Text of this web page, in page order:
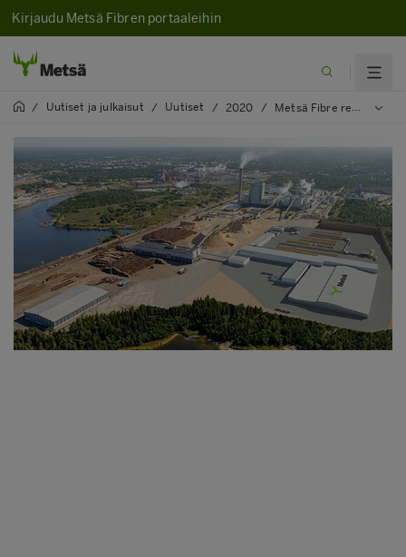
Kirjaudu Metsä Fibren portaaleihin
/ Uutiset ja julkaisut / Uutiset / 2020 / Metsä Fibre rekrytoi lisää operaattoreita uudelle Rauman sahalle